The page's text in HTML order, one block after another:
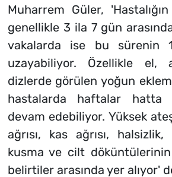
Muharrem Güler,
genellikle 3 ila 7 gün
vakalarda ise bu sürenin
uzayabiliyor. Özellikle el,
dizlerde görülen yoğun eklem
hastalarda haftalar hatta
devam edebiliyor. Yüksek
ağrısı, kas ağrısı, halsizlik,
kusma ve cilt
belirtiler arasında yer alıyor'